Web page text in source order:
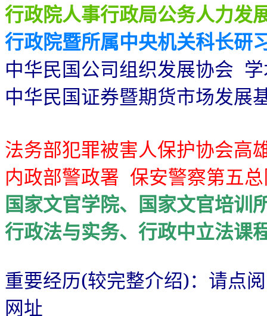
行政院人事行政局公务人力发
行政院暨所属中央机关科长研
中华民国公司组织发展协会
中华民国证券暨期货市场发展
法务部犯罪被害人保护协会高
内政部警政署 保安警察第五
国家文官学院、国家文官培
行政法与实务、行政中立法课
重要经历(较完整介绍)：请点阅
网址